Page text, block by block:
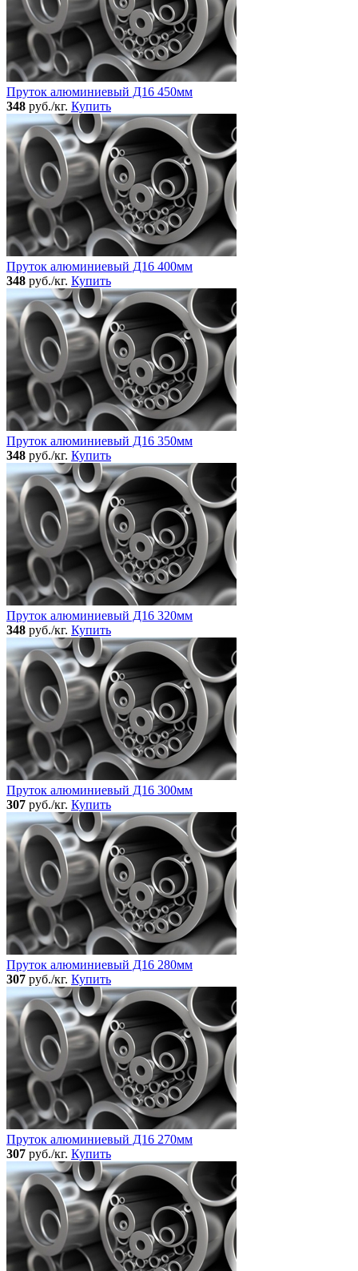
Пруток алюминиевый Д16 450мм
348 руб./кг. Купить
Пруток алюминиевый Д16 400мм
348 руб./кг. Купить
Пруток алюминиевый Д16 350мм
348 руб./кг. Купить
Пруток алюминиевый Д16 320мм
348 руб./кг. Купить
Пруток алюминиевый Д16 300мм
307 руб./кг. Купить
Пруток алюминиевый Д16 280мм
307 руб./кг. Купить
Пруток алюминиевый Д16 270мм
307 руб./кг. Купить